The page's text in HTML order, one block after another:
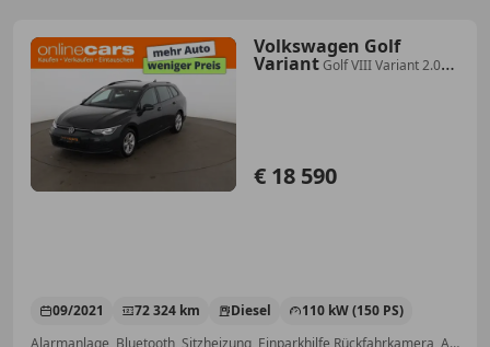
Volkswagen Golf
VariantGolf VIII Variant 2.0
€ 18 590
09/2021 72 324 km Diesel
110 kW (150 PS)
Alarmanlage, Bluetooth, Sitzheizung, Einparkhilfe Rückfahrkamera, Ambientebeleuchtung, Notrufsystem, Abstandstempomat, Getönte Scheiben